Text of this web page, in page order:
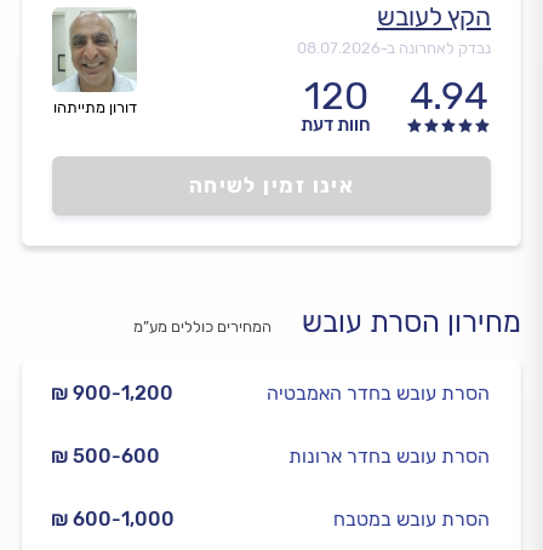
דורון מתייתהו
הקץ לעובש
נבדק לאחרונה ב-08.07.2026
4.94
120
חוות דעת
אינו זמין לשיחה
מחירון הסרת עובש המחירים כוללים מע”מ
₪ 900-1,200 הסרת עובש בחדר האמבטיה
₪ 500-600 הסרת עובש בחדר ארונות
₪ 600-1,000 הסרת עובש במטבח